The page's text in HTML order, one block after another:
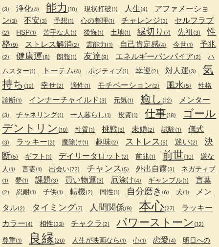
(3) 浄化(4) 能力 (10) 現状打破(1) 人生(4)
アファメーショ
ン(3) 不安(3) 予想(1) 心の整理(1) チャレンジ(3) セルフラブ
(2) HSP(1) 苦手な人 (1) 後悔(1) 土地(1) 縁切り (7) 先祖 (3)
性
格(9) ストレス解消(2) 霊能力 (1) 自己肯定感(4) 今世(1) 予兆
(2) 健康運(8) 朗報(1) 友達 (9) エネルギーバンパイア(2)
ハ
ムスター(1) トーテム (4) ポジティブ(1) 幸運(2) 対人運(3)
気
持ち (19) 幸せ(2) 適性(1) モチベーション(2) 風水(5)
性格
診断(1) インナーチャイルド (3) 元気(1) 癒し (12) メンター
(3) チャネリング(1) 一人暮らし (1) 投資(1) 仕事(18)
ゴール
デントリン (10) 性質(1) 挑戦(3) 未婚(2) 試験(1) 儀式
(3) ラッキー(2) 魔除け(1) 趣味(2) ストレス (5) 迷い(2)
決
断(5) ギフト (1) デイリータロット (2) 前兆(1) 前世(10)
嫌な
人 (1) 言霊(1) 出会い(72) チャンス (5) 外出自粛(3) ネガティブ
(1) 夢(1) 課題 (3) 買い物運(3) 厄除け(4) ギャンブル(1) 言葉
(2) 忍耐(1) 子供(1) 転機(2) 同性(1) 自分磨き (6) 犬(1)
メン
タル(2) タイミング(7) 人間関係(9) 本心(27)
ラッキー
カラー(4) 相性(33) チャクラ (2) パワーストーン (12)
尊重(1) 良縁(20) 人生が映画なら (1) 心(1) 恋愛(4) 明日への